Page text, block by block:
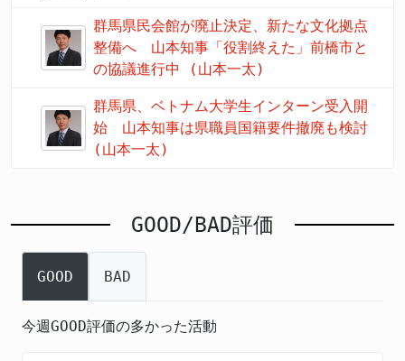
群馬県民会館が廃止決定、新たな文化拠点
整備へ 山本知事「役割終えた」前橋市と
の協議進行中 (山本一太)
群馬県、ベトナム大学生インターン受入開
始 山本知事は県職員国籍要件撤廃も検討
(山本一太)
GOOD/BAD評価
GOOD BAD
今週GOOD評価の多かった活動